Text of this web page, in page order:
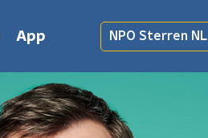
App NPO Sterren NL